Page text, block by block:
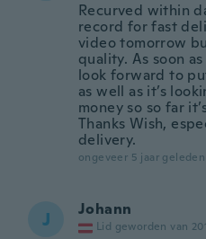
Recurved within
record for fast
video tomorrow
quality. As soon
look forward to
as well as it’s
money so so far
Thanks Wish,
delivery.
ongeveer 5 jaar geleden
J Johann
Lid geworden van